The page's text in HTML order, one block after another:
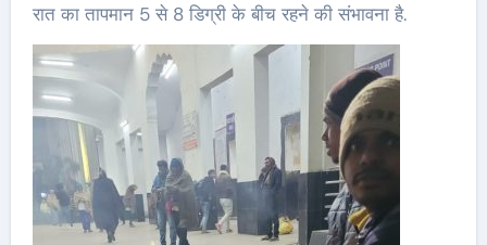
रात का तापमान 5 से 8 डिग्री के बीच रहने की संभावना है.